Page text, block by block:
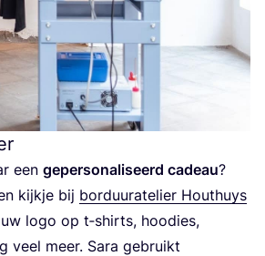
een geper­so­na­li­seerd cadeau?
kijk­je bij bor­duur­ate­lier Hout­huys
logo op t‑shirts, hoodies,
veel meer. Sara gebruikt